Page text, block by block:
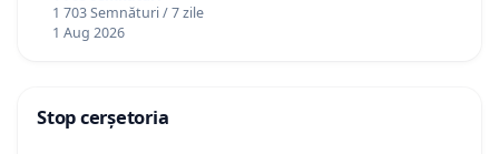
1 703 Semnături / 7 zile
1 Aug 2026
Stop cerșetoria